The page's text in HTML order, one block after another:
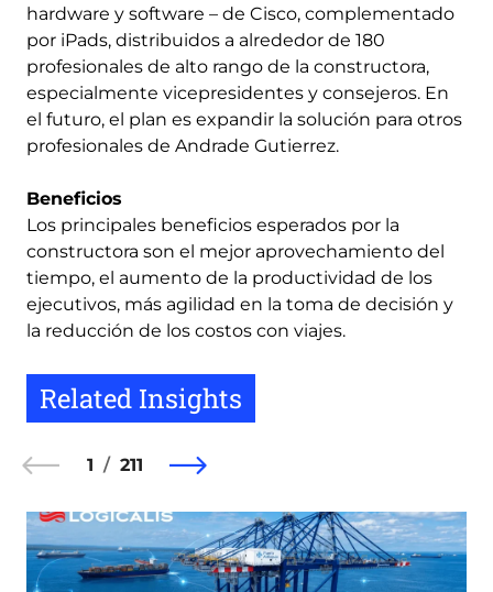
hardware y software – de Cisco, complementado
por iPads, distribuidos a alrededor de 180
profesionales de alto rango de la constructora,
especialmente vicepresidentes y consejeros. En
el futuro, el plan es expandir la solución para otros
profesionales de Andrade Gutierrez.
Beneficios
Los principales beneficios esperados por la
constructora son el mejor aprovechamiento del
tiempo, el aumento de la productividad de los
ejecutivos, más agilidad en la toma de decisión y
la reducción de los costos con viajes.
Related Insights
1 211